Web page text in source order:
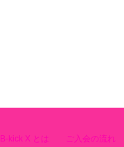
B-kick X とは ご入会の流れ